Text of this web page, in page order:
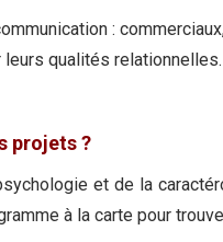
:
qualités relationnelles.
projets ?
et de la
à la carte pour